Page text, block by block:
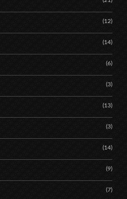
(12)
(14)
(6)
(3)
(13)
(3)
(14)
(9)
(7)